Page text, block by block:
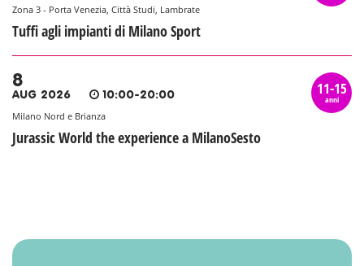
Zona 3 - Porta Venezia, Città Studi, Lambrate
Tuffi agli impianti di Milano Sport
8
AUG 2026 10:00-20:00
Milano Nord e Brianza
Jurassic World the experience a MilanoSesto
11-15
anni